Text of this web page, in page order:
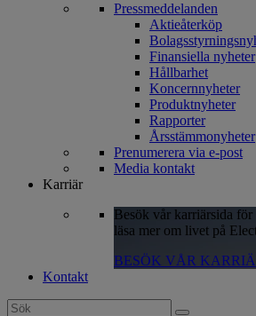
Pressmeddelanden
Aktieåterköp
Finansiella nyheter
Hållbarhet
Koncernnyheter
Produktnyheter
Rapporter
Årsstämmonyheter
Prenumerera via e-post
Media kontakt
Karriär
Besök vår karriärsida
läsa mer om livet på
BESÖK VÅR
Kontakt
Search